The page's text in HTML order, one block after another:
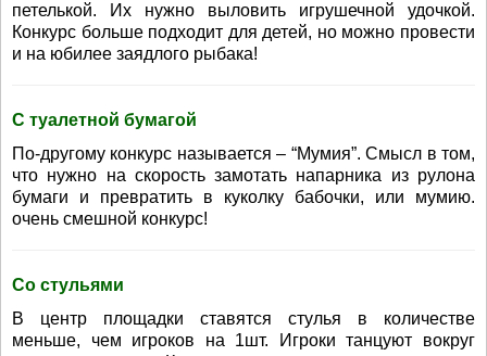
петелькой. Их нужно выловить игрушечной удочкой.
Конкурс больше подходит для детей, но можно провести
и на юбилее заядлого рыбака!
С туалетной бумагой
По-другому конкурс называется – “Мумия”. Смысл в том,
что нужно на скорость замотать напарника из рулона
бумаги и превратить в куколку бабочки, или мумию.
очень смешной конкурс!
Со стульями
В центр площадки ставятся стулья в количестве
меньше, чем игроков на 1шт. Игроки танцуют вокруг